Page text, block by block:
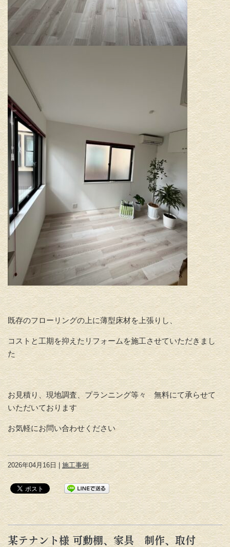
既存のフローリングの上に薄型床材を上張りし、
コストと工期を抑えたリフォームを施工させていただきまし
た
お見積り、現地調査、プランニング等々 無料にて承らせて
いただいております
お気軽にお問い合わせください
2026年04月16日 | 施工事例
某テナント様 可動棚、家具 制作、取付